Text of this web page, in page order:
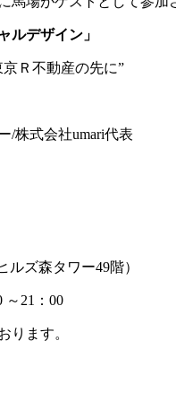
ルデザイン」
Ｒ不動産の先に”
/株式会社umari代表
ルズ森タワー49階）
～21：00
ります。